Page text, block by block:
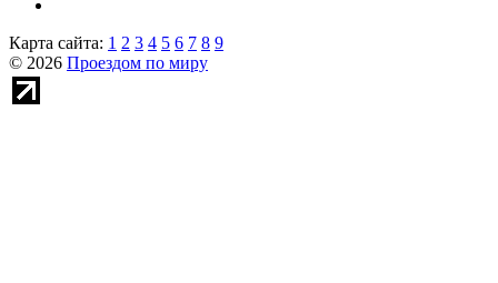
Карта сайта: 1 2 3 4 5 6 7 8 9
© 2026 Проездом по миру